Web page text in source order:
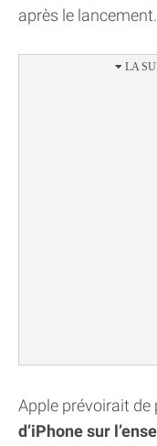
après le lancement.
Apple prévoirait de
d’iPhone sur